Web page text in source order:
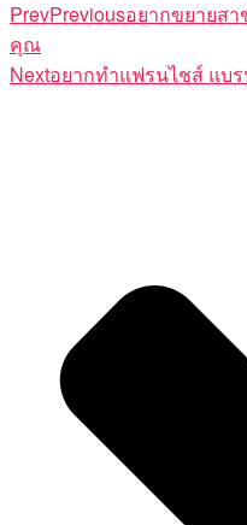
PrevPreviousอยากขยายสา
คุณ
Nextอยากทำแฟรนไชส์ แบ